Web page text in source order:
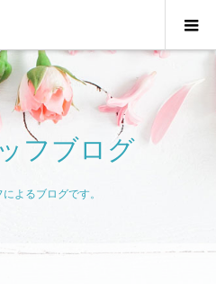
フブログ
よるブログです。